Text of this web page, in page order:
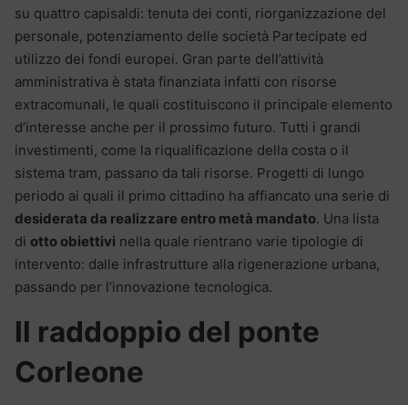
su quattro capisaldi: tenuta dei conti, riorganizzazione del
personale, potenziamento delle società Partecipate ed
utilizzo dei fondi europei. Gran parte dell’attività
amministrativa è stata finanziata infatti con risorse
extracomunali, le quali costituiscono il principale elemento
d’interesse anche per il prossimo futuro. Tutti i grandi
investimenti, come la riqualificazione della costa o il
sistema tram, passano da tali risorse. Progetti di lungo
periodo ai quali il primo cittadino ha affiancato una serie di
desiderata da realizzare entro metà mandato. Una lista
di otto obiettivi nella quale rientrano varie tipologie di
intervento: dalle infrastrutture alla rigenerazione urbana,
passando per l’innovazione tecnologica.
Il raddoppio del ponte
Corleone